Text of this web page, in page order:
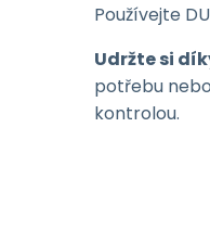
Používejte
Udržte si
potřebu
kontrolou.